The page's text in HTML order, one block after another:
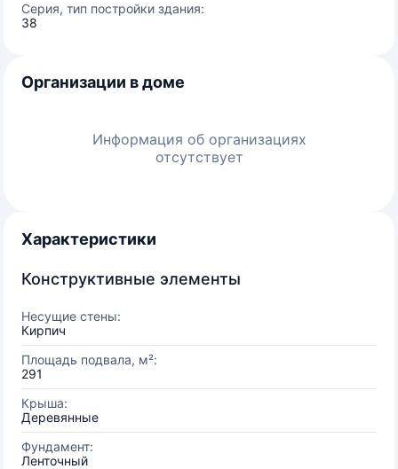
Серия, тип постройки здания:
38
Организации в доме
Информация об организациях
отсутствует
Характеристики
Конструктивные элементы
Несущие стены:
Кирпич
Площадь подвала, м²:
291
Крыша:
Деревянные
Фундамент:
Ленточный